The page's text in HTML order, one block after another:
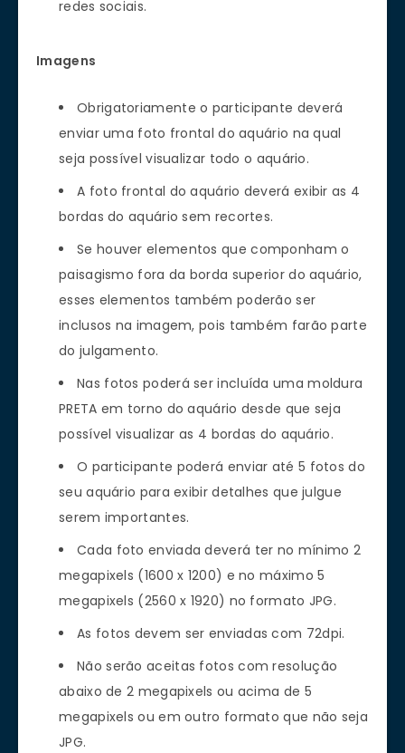
redes sociais.
Imagens
Obrigatoriamente o participante deverá
enviar uma foto frontal do aquário na qual
seja possível visualizar todo o aquário.
A foto frontal do aquário deverá exibir as 4
bordas do aquário sem recortes.
Se houver elementos que componham o
paisagismo fora da borda superior do aquário,
esses elementos também poderão ser
inclusos na imagem, pois também farão parte
do julgamento.
Nas fotos poderá ser incluída uma moldura
PRETA em torno do aquário desde que seja
possível visualizar as 4 bordas do aquário.
O participante poderá enviar até 5 fotos do
seu aquário para exibir detalhes que julgue
serem importantes.
Cada foto enviada deverá ter no mínimo 2
megapixels (1600 x 1200) e no máximo 5
megapixels (2560 x 1920) no formato JPG.
As fotos devem ser enviadas com 72dpi.
Não serão aceitas fotos com resolução
abaixo de 2 megapixels ou acima de 5
megapixels ou em outro formato que não seja
JPG.